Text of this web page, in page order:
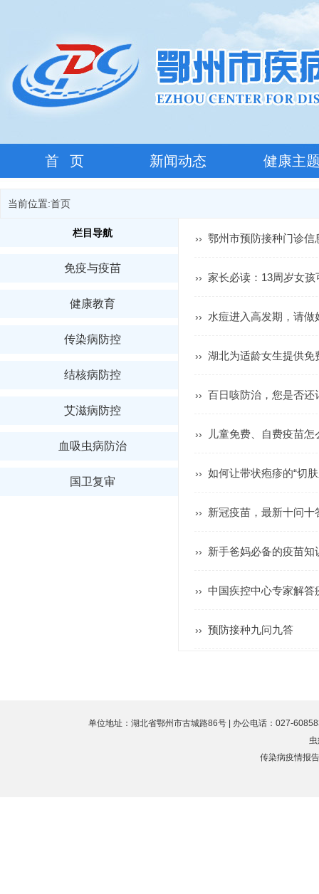
首 页 新闻动态 健康主
当前位置:首页
栏目导航
免疫与疫苗
健康教育
传染病防控
结核病防控
艾滋病防控
血吸虫病防治
国卫复审
›› 鄂州市预防接种门诊信
›› 家长必读：13周岁女
›› 水痘进入高发期，请做
›› 湖北为适龄女生提供
›› 百日咳防治，您是否还
›› 儿童免费、自费疫苗
›› 如何让带状疱疹的“切
›› 新冠疫苗，最新十问十
›› 新手爸妈必备的疫苗知
›› 中国疾控中心专家解答
›› 预防接种九问九答
单位地址：湖北省鄂州市古城路86号 | 办公电话：027-
传染病疫情报